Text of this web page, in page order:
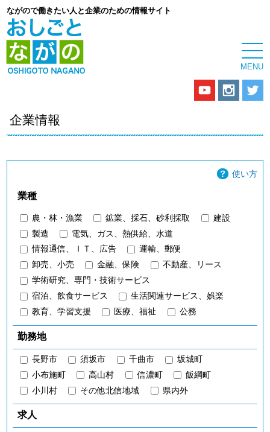
ながので働きたい人と企業のための情報サイト
企業情報
使い方
業種
農・林・漁業 鉱業、採石、砂利採取
建設
製造
電気、ガス、熱供給、水道
情報通信、ＩＴ、広告
運輸、郵便
卸売、小売
金融、保険
不動産、リース
学術研究、専門・技術サービス
宿泊、飲食サービス
生活関連サービス、娯楽
教育、学習支援
医療、福祉 公務
勤務地
長野市 須坂市 千曲市
坂城町
小布施町
高山村 信濃町
飯綱町
小川村
その他北信地域 県内外
求人